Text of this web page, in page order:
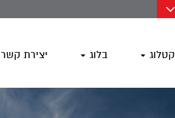
קטלוג בלוג יצירת קשר